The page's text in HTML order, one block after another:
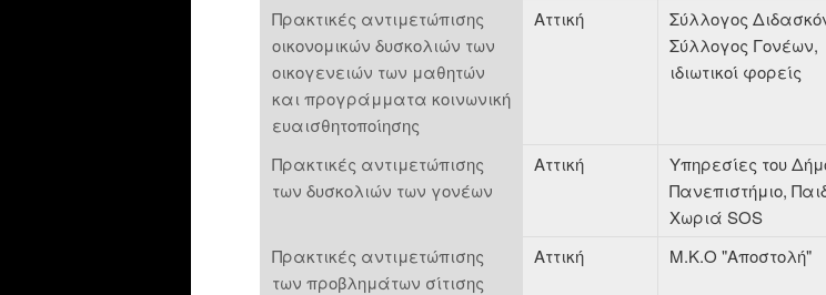
Πρακτικές αντιμετώπισης
οικονομικών δυσκολιών των
οικογενειών των μαθητών
και προγράμματα κοινωνική
ευαισθητοποίησης
Αττική
Σύλλογος
Σύλλογος Γονέων,
ιδιωτικοί φορείς
Πρακτικές αντιμετώπισης
των δυσκολιών των γονέων
Αττική
Υπηρεσίες του
Πανεπιστήμιο,
Χωριά SOS
Πρακτικές αντιμετώπισης
των προβλημάτων σίτισης
Αττική Μ.Κ.Ο "Αποστολή"